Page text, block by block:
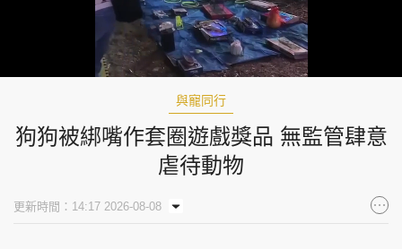
Loaded
100.00%
與寵同行
狗狗被綁嘴作套圈遊戲獎品 無監管肆意
虐待動物
更新時間：14:17 2026-08-08